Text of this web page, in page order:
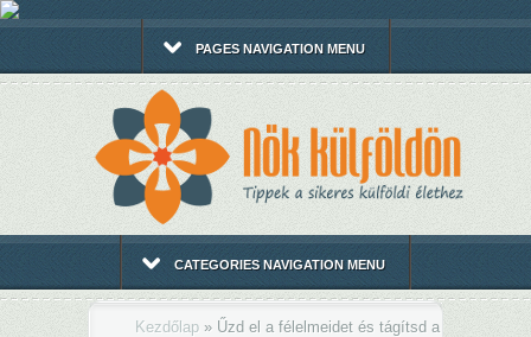
PAGES NAVIGATION MENU
CATEGORIES NAVIGATION MENU
Kezdőlap » Űzd el a félelmeidet és tágítsd a